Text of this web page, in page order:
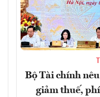
Bộ Tài chính
giảm thuế,